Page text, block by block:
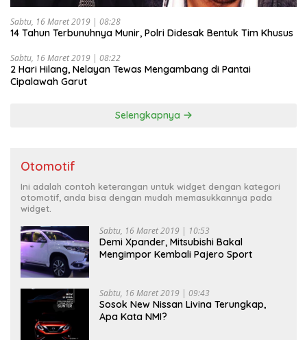
Sabtu, 16 Maret 2019 | 08:28
14 Tahun Terbunuhnya Munir, Polri Didesak Bentuk Tim Khusus
Sabtu, 16 Maret 2019 | 08:22
2 Hari Hilang, Nelayan Tewas Mengambang di Pantai
Cipalawah Garut
Selengkapnya
Otomotif
Ini adalah contoh keterangan untuk widget dengan kategori
otomotif, anda bisa dengan mudah memasukkannya pada
widget.
Sabtu, 16 Maret 2019 | 10:53
Demi Xpander, Mitsubishi Bakal
Mengimpor Kembali Pajero Sport
Sabtu, 16 Maret 2019 | 09:43
Sosok New Nissan Livina Terungkap,
Apa Kata NMI?